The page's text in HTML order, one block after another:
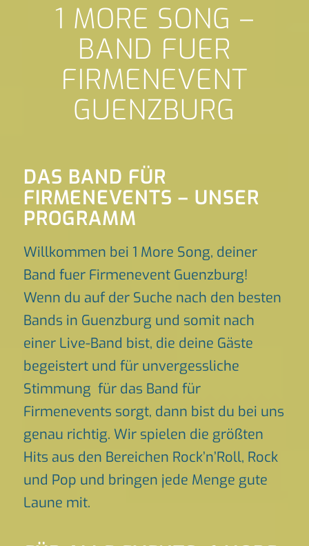
1 MORE SONG –
BAND FUER
FIRMENEVENT
GUENZBURG
DAS BAND FÜR
FIRMENEVENTS – UNSER
PROGRAMM
Willkommen bei 1 More Song, deiner
Band fuer Firmenevent Guenzburg!
Wenn du auf der Suche nach den besten
Bands in Guenzburg und somit nach
einer Live-Band bist, die deine Gäste
begeistert und für unvergessliche
Stimmung für das Band für
Firmenevents sorgt, dann bist du bei uns
genau richtig. Wir spielen die größten
Hits aus den Bereichen Rock’n’Roll, Rock
und Pop und bringen jede Menge gute
Laune mit.